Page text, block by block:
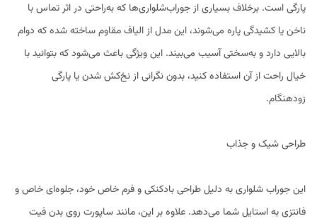
پارگی است. برخلاف بسیاری از جوراب‌شلواری‌ها که به‌راحتی در اثر تماس با
ناخن یا کشیدگی پاره می‌شوند، این مدل از الیاف مقاوم ساخته شده که دوام
بالایی دارد و به‌سختی آسیب می‌بیند. این ویژگی باعث می‌شود که بتوانید با
خیال راحت از آن استفاده کنید، بدون نگرانی از نخ‌کش شدن یا پارگی
زودهنگام.
طراحی شیک و جذاب
این جوراب شلواری به دلیل طراحی بادکنکی و فرم خاص خود، جلوه‌ای خاص و
فانتزی به استایل شما می‌دهد. علاوه بر این، مانند ساپورت روی بدن فیت